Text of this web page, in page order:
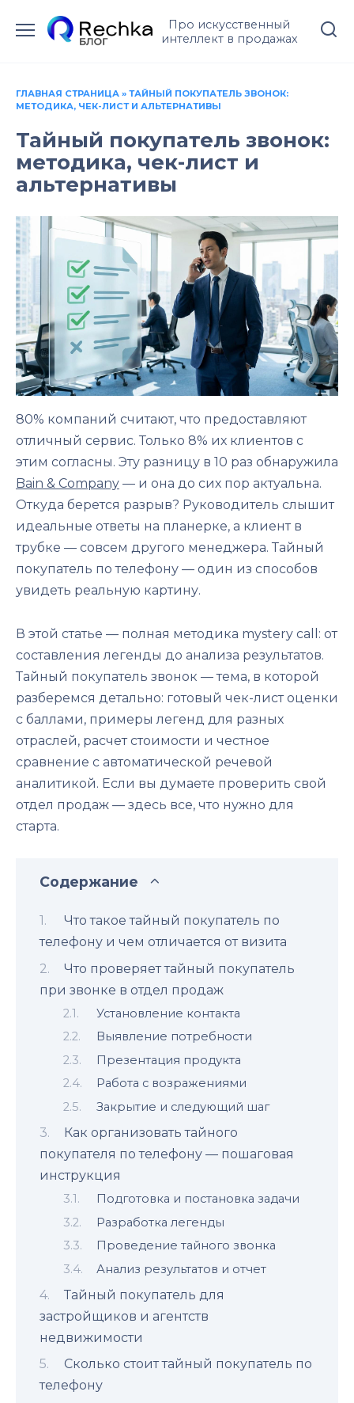
содержанию
Про искусственный
интеллект в продажах
ГЛАВНАЯ СТРАНИЦА » ТАЙНЫЙ ПОКУПАТЕЛЬ ЗВОНОК:
МЕТОДИКА, ЧЕК-ЛИСТ И АЛЬТЕРНАТИВЫ
Тайный покупатель звонок:
методика, чек-лист и
альтернативы
80% компаний считают, что предоставляют
отличный сервис. Только 8% их клиентов с
этим согласны. Эту разницу в 10 раз обнаружила
Bain & Company — и она до сих пор актуальна.
Откуда берется разрыв? Руководитель слышит
идеальные ответы на планерке, а клиент в
трубке — совсем другого менеджера. Тайный
покупатель по телефону — один из способов
увидеть реальную картину.
В этой статье — полная методика mystery call: от
составления легенды до анализа результатов.
Тайный покупатель звонок — тема, в которой
разберемся детально: готовый чек-лист оценки
с баллами, примеры легенд для разных
отраслей, расчет стоимости и честное
сравнение с автоматической речевой
аналитикой. Если вы думаете проверить свой
отдел продаж — здесь все, что нужно для
старта.
Содержание
Что такое тайный покупатель по
телефону и чем отличается от визита
Что проверяет тайный покупатель
при звонке в отдел продаж
Установление контакта
Выявление потребности
Презентация продукта
Работа с возражениями
Закрытие и следующий шаг
Как организовать тайного
покупателя по телефону — пошаговая
инструкция
Подготовка и постановка задачи
Разработка легенды
Проведение тайного звонка
Анализ результатов и отчет
Тайный покупатель для
застройщиков и агентств
недвижимости
Сколько стоит тайный покупатель по
телефону